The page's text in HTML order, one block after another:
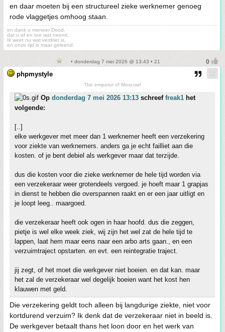
en daar moeten bij een structureel zieke werknemer genoeg
rode vlaggetjes omhoog staan.
en dank u meneer Dood,
dat u af en toe wat neemt.
Ik weet nu wat verdriet is,
en onze tijd is maar geleend.
• donderdag 7 mei 2026 @ 13:43 • 21
phpmystyle
The emperor of Moscow!
Op donderdag 7 mei 2026 13:13 schreef freak1 het
volgende:
[..]
elke werkgever met meer dan 1 werknemer heeft een verzekering
voor ziekte van werknemers. anders ga je echt failliet aan die
kosten. of je bent debiel als werkgever maar dat terzijde.
dus die kosten voor die zieke werknemer de hele tijd worden via
een verzekeraar weer grotendeels vergoed. je hoeft maar 1 grapjas
in dienst te hebben die overspannen raakt en er een jaar uitligt en
je loopt leeg.. maargoed.
die verzekeraar heeft ook ogen in haar hoofd. dus die zeggen,
pietje is wel elke week ziek, wij zijn het wel zat de hele tijd te
lappen, laat hem maar eens naar een arbo arts gaan., en een
verzuimtraject opstarten. en evt. een reintegratie traject.
jij zegt, of het moet die werkgever niet boeien. en dat kan. maar
het zal de verzekeraar wel degelijk boeien want het kost hen
klauwen met geld.
Die verzekering geldt toch alleen bij langdurige ziekte, niet voor
kortdurend verzuim? Ik denk dat de verzekeraar niet in beeld is.
De werkgever betaalt thans het loon door en het werk van